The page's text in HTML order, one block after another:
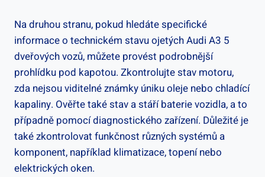
Na druhou stranu, pokud hledáte specifické
informace o technickém stavu ojetých Audi A3 5
dveřových vozů, můžete provést podrobnější
prohlídku pod kapotou. Zkontrolujte stav motoru,
zda nejsou viditelné známky úniku oleje nebo chladící
kapaliny. Ověřte také stav a stáří baterie vozidla, a to
případně pomocí diagnostického zařízení. Důležité je
také zkontrolovat funkčnost různých systémů a
komponent, například klimatizace, topení nebo
elektrických oken.